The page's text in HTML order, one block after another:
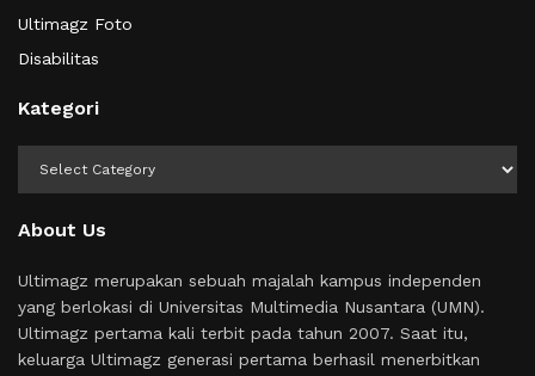
Ultimagz Foto
Disabilitas
Kategori
About Us
Ultimagz merupakan sebuah majalah kampus independen
yang berlokasi di Universitas Multimedia Nusantara (UMN).
Ultimagz pertama kali terbit pada tahun 2007. Saat itu,
keluarga Ultimagz generasi pertama berhasil menerbitkan